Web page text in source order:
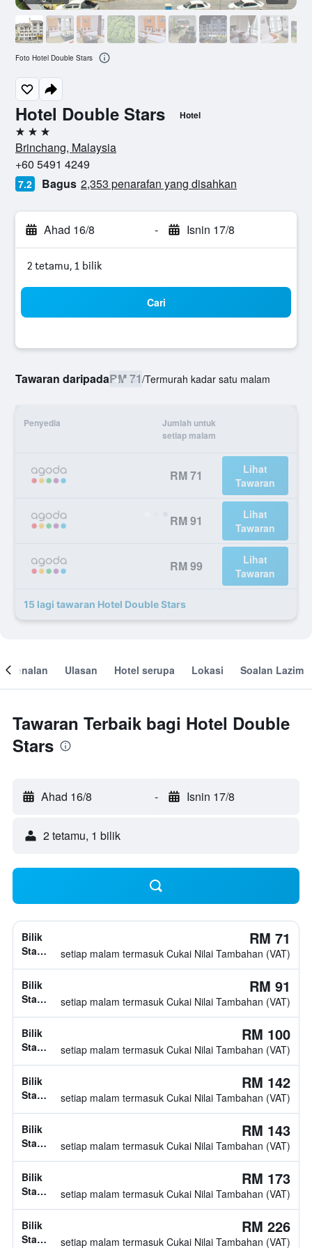
Hotel Double Stars Hotel
3 bintang
Brinchang, Malaysia
+60 5491 4249
7.2 Bagus 2,353 penarafan yang disahkan
Ahad 16/8 - Isnin 17/8
2 tetamu, 1 bilik
Cari
Tawaran daripadaRM 71/Termurah kadar satu malam
Penyedia
Jumlah untuk
setiap malam
RM 71
Lihat
Tawaran
RM 91
Lihat
Tawaran
RM 99
Lihat
Tawaran
15 lagi tawaran Hotel Double Stars
Foto Hotel Double Stars
Ulasan Hotel serupa Lokasi Soalan Lazim
Tawaran Terbaik bagi Hotel Double
Stars
Ahad 16/8 - Isnin 17/8
2 tetamu, 1 bilik
Bilik
Standard,
katil
tidak
diketahui
RM 71
setiap malam termasuk Cukai Nilai Tambahan (VAT)
Bilik
Standard,
katil
tidak
diketahui
RM 91
setiap malam termasuk Cukai Nilai Tambahan (VAT)
Bilik
Standard,
katil
tidak
diketahui
RM 100
setiap malam termasuk Cukai Nilai Tambahan (VAT)
Bilik
Standard,
katil
tidak
diketahui
RM 142
setiap malam termasuk Cukai Nilai Tambahan (VAT)
Bilik
Standard,
katil
tidak
diketahui
RM 143
setiap malam termasuk Cukai Nilai Tambahan (VAT)
Bilik
Standard,
katil
tidak
RM 173
setiap malam termasuk Cukai Nilai Tambahan (VAT)
Bilik
Standard,
RM 226
setiap malam termasuk Cukai Nilai Tambahan (VAT)